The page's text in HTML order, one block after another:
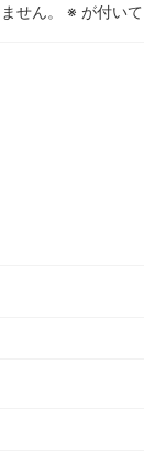
せん。 ※ が付い